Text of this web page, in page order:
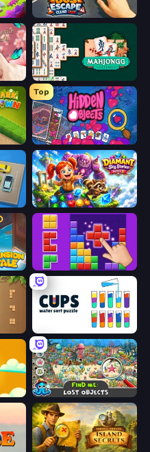
Fairyland Merge & Magic Bus Escape: Clear Jam
Mahjongg Solitaire
Top
Hidden Objects
Diamant: Sky Stories Match 3
Mansion Tale: Merge Secrets BlockBuster Puzzle
Cups - Water Sort Puzzle
Land Explorers: Merge & Build Find Me: Lost Objects